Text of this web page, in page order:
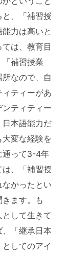
、「補習授
力は高いと
は、教育目
補習授業
なので、自
ティーがあ
ティティー
日本語能力だ
変な経験を
通って3-4年
、「補習授
かったとい
ます。も
して生きて
「継承日本
してのアイ